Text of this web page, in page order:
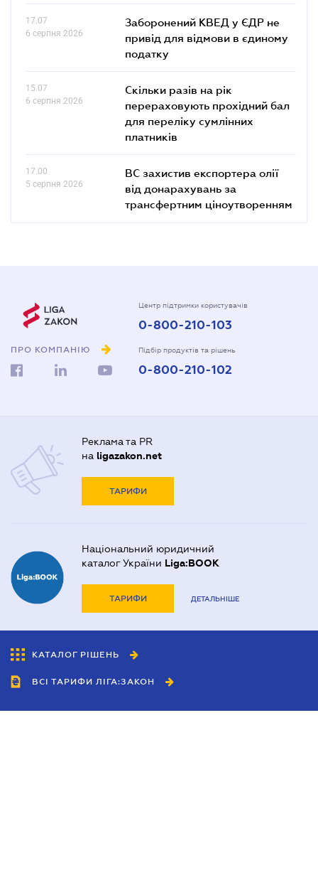
17.07
6 серпня 2026
Заборонений КВЕД у ЄДР не
привід для відмови в єдиному
податку
15.07
6 серпня 2026
Скільки разів на рік
перераховують прохідний бал
для переліку сумлінних
платників
17.00
5 серпня 2026
ВС захистив експортера олії
від донарахувань за
трансфертним ціноутворенням
ПРО КОМПАНІЮ
Центр підтримки користувачів
0-800-210-103
Підбір продуктів та рішень
0-800-210-102
Реклама та PR
на ligazakon.net
ТАРИФИ
Національний юридичний
каталог України Liga:BOOK
ТАРИФИ ДЕТАЛЬНІШЕ
КАТАЛОГ РІШЕНЬ
ВСІ ТАРИФИ ЛІГА:ЗАКОН